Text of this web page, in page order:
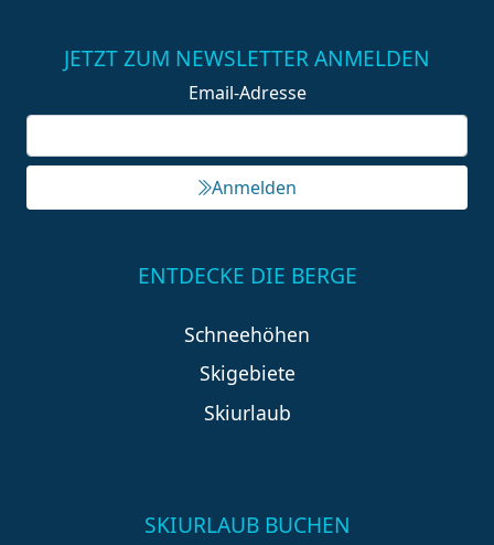
JETZT ZUM NEWSLETTER ANMELDEN
Email-Adresse
Anmelden
ENTDECKE DIE BERGE
Schneehöhen
Skigebiete
Skiurlaub
SKIURLAUB BUCHEN